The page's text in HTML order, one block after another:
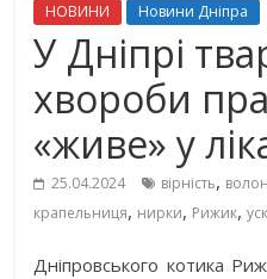
НОВИНИ Новини Дніпра
У Дніпрі
хвороби
«живе» у
25.04.2024 вірність,
крапельниця, нирки, Рижик,
Дніпровського котика